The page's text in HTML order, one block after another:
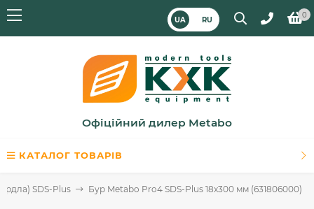
UA RU
0
Офіційний дилер Metabo
КАТАЛОГ ТОВАРІВ
SDS-Plus Бур Metabo Pro4 SDS-Plus 18x300 мм (631806000)